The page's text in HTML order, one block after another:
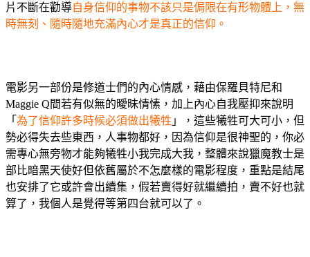
片不斷在勸導自身信仰的事物不該只是侷限在有形物體上，無
時無刻、隨時隨地充滿內心才是真正的信仰。
電影另一部份是修道士們的內心情感，藉由保羅貝特尼和
Maggie Q間若有似無的曖昧情愫，加上內心自我壓抑來說明
「 為了信仰許多時候必須做出犧牲 」，這些犧牲可大可小，但
勢必得失去些東西，人事物都好，因為信仰是很神聖的，你必
需專心無旁物才能夠犧牲小我完成大我，整體來說獵魔教士是
部比暗黑天使好但依舊屬於不怎麼樣的電影程度，重點是結尾
也安排了它或許會出續集，假若賣得好就繼續拍，賣不好也就
算了，我個人是覺得等第四台就可以了。